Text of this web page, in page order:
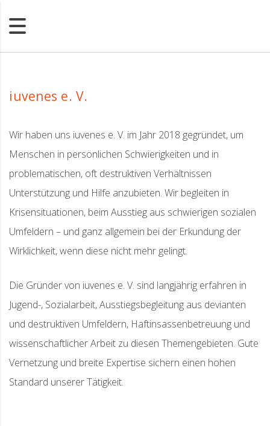
iuvenes e. V.
Wir haben uns iuvenes e. V. im Jahr 2018 gegründet, um
Menschen in persönlichen Schwierigkeiten und in
problematischen, oft destruktiven Verhältnissen
Unterstützung und Hilfe anzubieten. Wir begleiten in
Krisensituationen, beim Ausstieg aus schwierigen sozialen
Umfeldern – und ganz allgemein bei der Erkundung der
Wirklichkeit, wenn diese nicht mehr gelingt.
Die Gründer von iuvenes e. V. sind langjährig erfahren in
Jugend-, Sozialarbeit, Ausstiegsbegleitung aus devianten
und destruktiven Umfeldern, Haftinsassenbetreuung und
wissenschaftlicher Arbeit zu diesen Themengebieten. Gute
Vernetzung und breite Expertise sichern einen hohen
Standard unserer Tätigkeit.